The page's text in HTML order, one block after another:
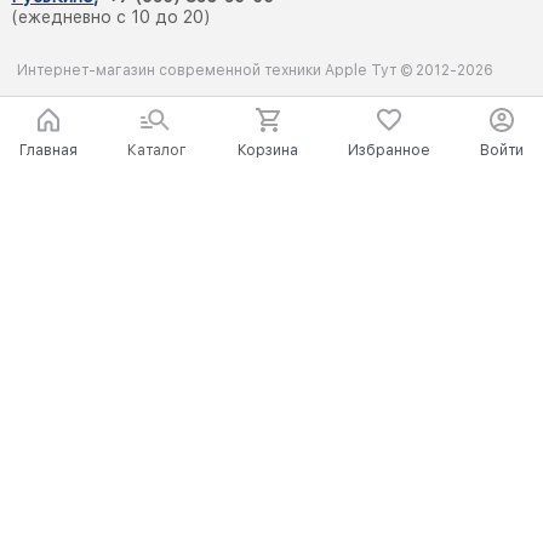
(ежедневно с 10 до 20)
Интернет-магазин современной техники Apple Тут © 2012-2026
Главная Каталог Корзина Избранное Войти